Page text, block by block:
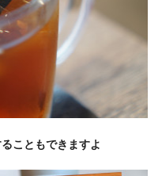
こともできますよ